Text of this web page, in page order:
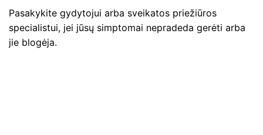
Pasakykite gydytojui arba sveikatos priežiūros
specialistui, jei jūsų simptomai nepradeda gerėti arba
jie blogėja.